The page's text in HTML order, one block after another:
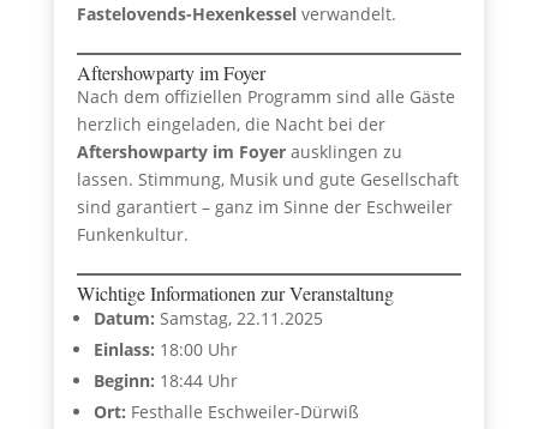
Fastelovends-Hexenkesselverwandelt.
Aftershowparty im Foyer
Nach dem offiziellen Programm sind alle Gäste
herzlich eingeladen, die Nacht bei der
Aftershowparty im Foyerausklingen zu
lassen. Stimmung, Musik und gute Gesellschaft
sind garantiert – ganz im Sinne der Eschweiler
Funkenkultur.
Wichtige Informationen zur Veranstaltung
Datum: Samstag, 22.11.2025
Einlass: 18:00 Uhr
Beginn: 18:44 Uhr
Ort: Festhalle Eschweiler-Dürwiß